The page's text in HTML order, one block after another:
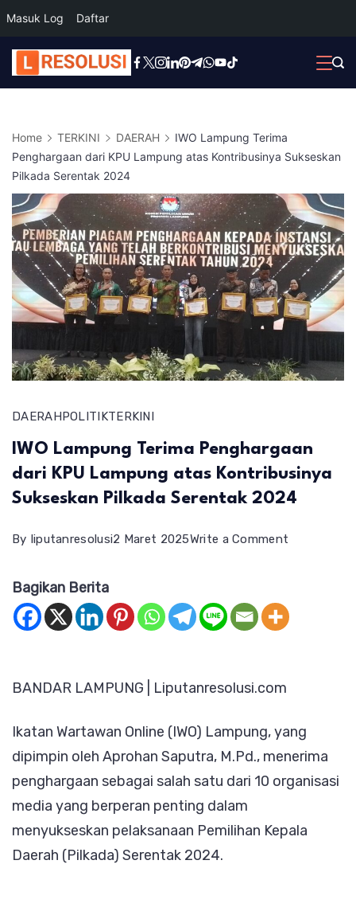
Masuk Log Daftar
Skip
to
Home TERKINI DAERAH
IWO Lampung Terima
Penghargaan dari KPU Lampung atas Kontribusinya Sukseskan
Pilkada Serentak 2024
DAERAHPOLITIKTERKINI
IWO Lampung Terima Penghargaan
dari KPU Lampung atas Kontribusinya
Sukseskan Pilkada Serentak 2024
By liputanresolusi2 Maret 2025Write a Comment
Terima
atas
Sukseskan
Serentak
Bagikan Berita
BANDAR LAMPUNG | Liputanresolusi.com
Ikatan Wartawan Online (IWO) Lampung, yang
dipimpin oleh Aprohan Saputra, M.Pd., menerima
penghargaan sebagai salah satu dari 10 organisasi
media yang berperan penting dalam
menyukseskan pelaksanaan Pemilihan Kepala
Daerah (Pilkada) Serentak 2024.